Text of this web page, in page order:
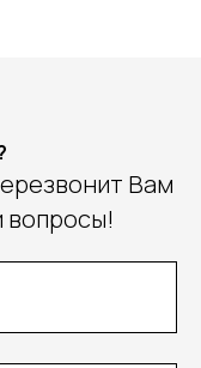
Вам
вопросы!